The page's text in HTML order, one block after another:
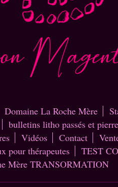
Domaine La Roche Mère
bulletins litho passés et
Vidéos Contact
pour thérapeutes
TEST
Mère TRANSORMATION